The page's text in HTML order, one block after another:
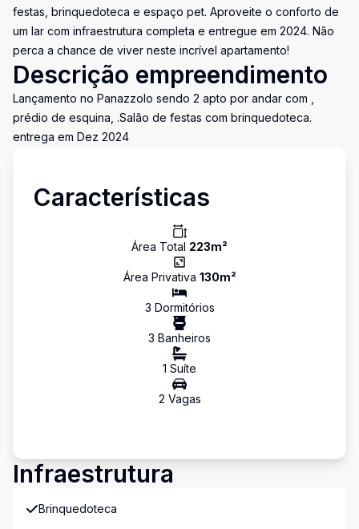
festas, brinquedoteca e espaço pet. Aproveite o conforto de
um lar com infraestrutura completa e entregue em 2024. Não
perca a chance de viver neste incrível apartamento!
Descrição empreendimento
Lançamento no Panazzolo sendo 2 apto por andar com ,
prédio de esquina, .Salão de festas com brinquedoteca.
entrega em Dez 2024
Características
Área Total 223m²
Área Privativa 130m²
3 Dormitórios
3 Banheiros
1 Suíte
2 Vagas
Infraestrutura
Brinquedoteca